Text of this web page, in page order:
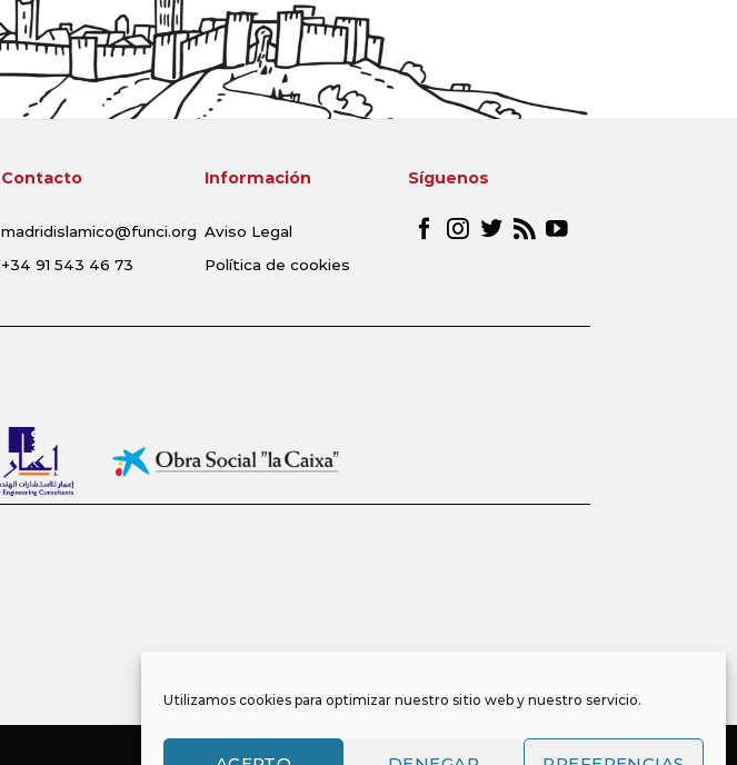
Utilizamos cookies para optimizar nuestro sitio web y nuestro servicio.
Contacto
madridislamico@funci.org
+34 91 543 46 73
Información
Aviso Legal
Política de cookies
Síguenos